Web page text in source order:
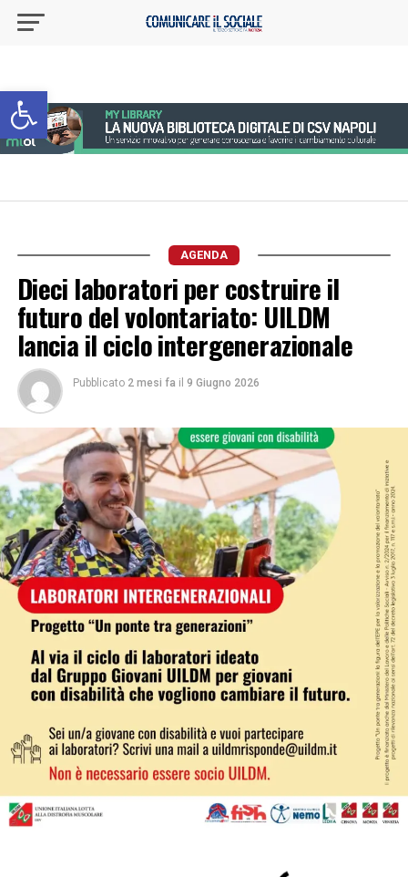
Apri la barra degli strumenti
AGENDA
Dieci laboratori per costruire il
futuro del volontariato: UILDM
lancia il ciclo intergenerazionale
Pubblicato 2 mesi fa il 9 Giugno 2026